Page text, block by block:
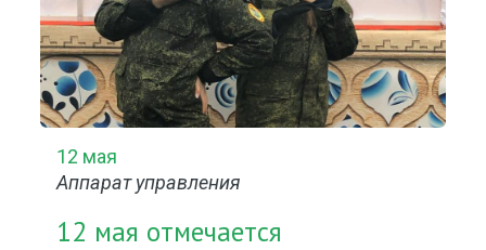
12 мая
Аппарат управления
12 мая отмечается